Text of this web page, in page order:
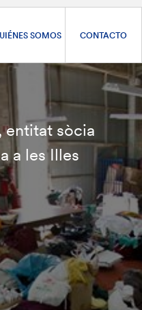
SOMOS CONTACTO
entitat sòcia
a les Illes